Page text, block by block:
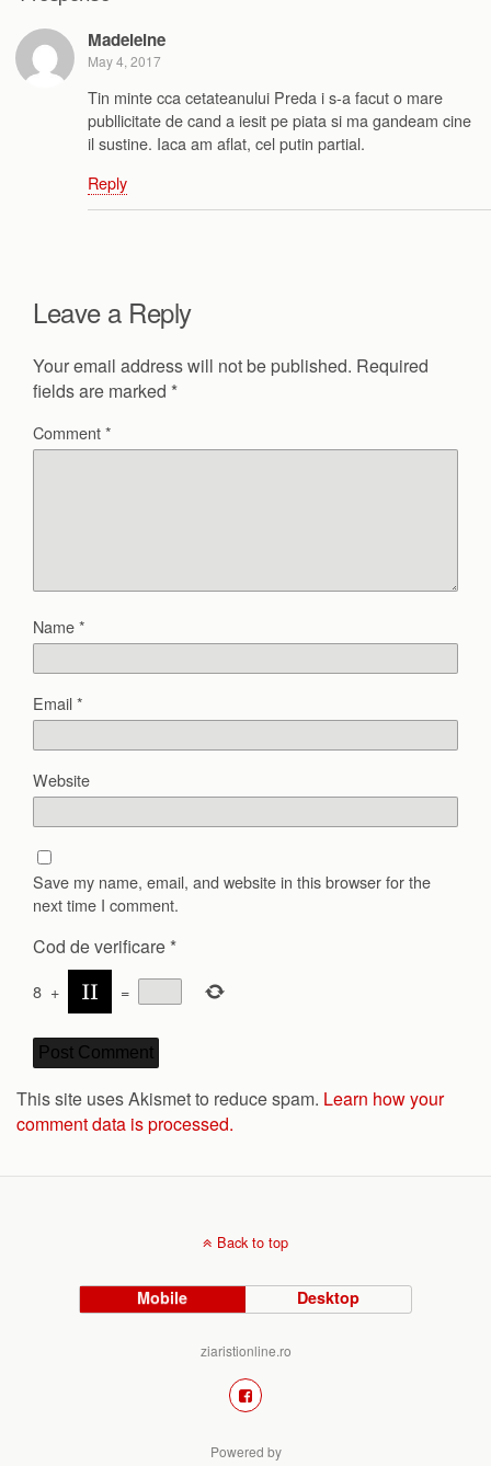
Madeleine
May 4, 2017
Tin minte cca cetateanului Preda i s-a facut o mare
publlicitate de cand a iesit pe piata si ma gandeam cine
il sustine. Iaca am aflat, cel putin partial.
Reply
Leave a Reply
Your email address will not be published. Required
fields are marked *
Comment*
Name*
Email*
Website
Save my name, email, and website in this browser for the
next time I comment.
Cod de verificare *
8 + =
This site uses Akismet to reduce spam. Learn how your
comment data is processed.
Back to top
Mobile Desktop
ziaristionline.ro
Powered by